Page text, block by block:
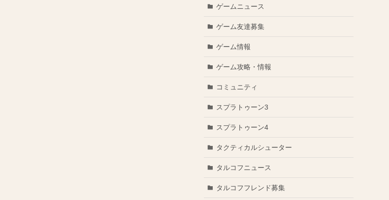
ゲームニュース
ゲーム友達募集
ゲーム情報
ゲーム攻略・情報
コミュニティ
スプラトゥーン3
スプラトゥーン4
タクティカルシューター
タルコフニュース
タルコフフレンド募集